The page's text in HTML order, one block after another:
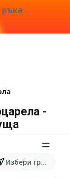
Избери град
-